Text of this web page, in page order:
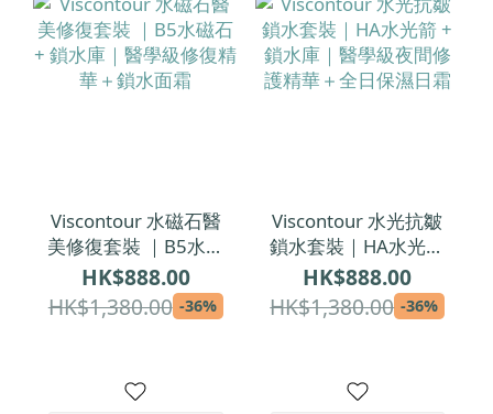
Viscontour 水磁石醫
美修復套裝 ｜B5水磁
石 + 鎖水庫｜醫學級
修復精華＋鎖水面霜
HK$888.00
HK$1,380.00 -36%
Viscontour 水光抗皺
鎖水套裝｜HA水光箭
+ 鎖水庫｜醫學級夜
間修護精華＋全日保
濕日霜
HK$888.00
HK$1,380.00 -36%